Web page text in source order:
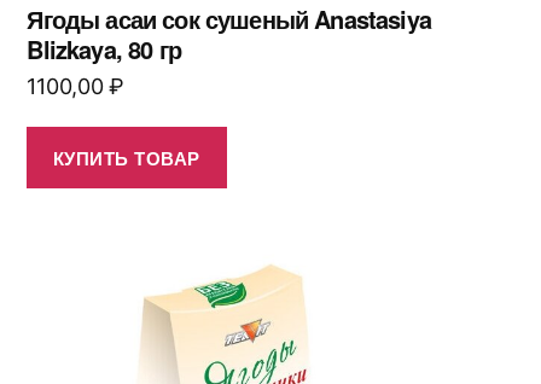
Ягоды асаи сок сушеный Anastasiya
Blizkaya, 80 гр
1100,00₽
КУПИТЬ ТОВАР